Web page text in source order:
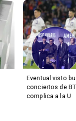
Eventual visto
conciertos de
complica a la U